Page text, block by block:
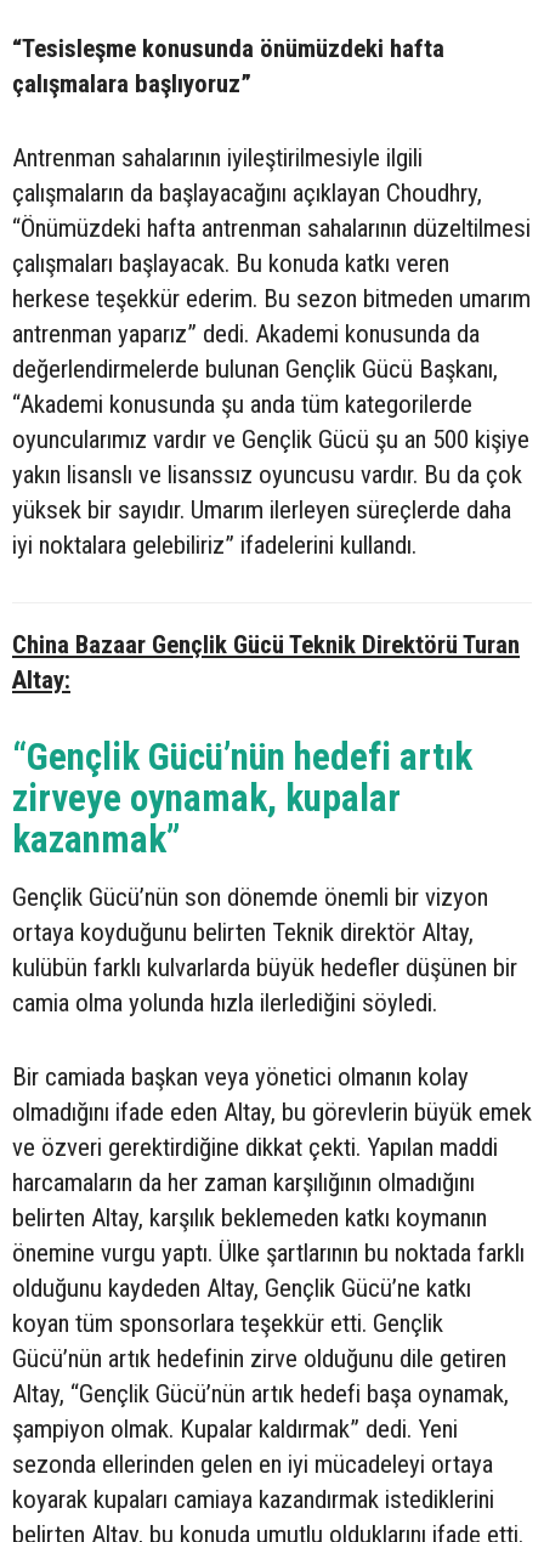
“Tesisleşme konusunda önümüzdeki hafta
çalışmalara başlıyoruz”
Antrenman sahalarının iyileştirilmesiyle ilgili
çalışmaların da başlayacağını açıklayan Choudhry,
“Önümüzdeki hafta antrenman sahalarının düzeltilmesi
çalışmaları başlayacak. Bu konuda katkı veren
herkese teşekkür ederim. Bu sezon bitmeden umarım
antrenman yaparız” dedi. Akademi konusunda da
değerlendirmelerde bulunan Gençlik Gücü Başkanı,
“Akademi konusunda şu anda tüm kategorilerde
oyuncularımız vardır ve Gençlik Gücü şu an 500 kişiye
yakın lisanslı ve lisanssız oyuncusu vardır. Bu da çok
yüksek bir sayıdır. Umarım ilerleyen süreçlerde daha
iyi noktalara gelebiliriz” ifadelerini kullandı.
China Bazaar Gençlik Gücü Teknik Direktörü Turan
Altay:
“Gençlik Gücü’nün hedefi artık
zirveye oynamak, kupalar
kazanmak”
Gençlik Gücü’nün son dönemde önemli bir vizyon
ortaya koyduğunu belirten Teknik direktör Altay,
kulübün farklı kulvarlarda büyük hedefler düşünen bir
camia olma yolunda hızla ilerlediğini söyledi.
Bir camiada başkan veya yönetici olmanın kolay
olmadığını ifade eden Altay, bu görevlerin büyük emek
ve özveri gerektirdiğine dikkat çekti. Yapılan maddi
harcamaların da her zaman karşılığının olmadığını
belirten Altay, karşılık beklemeden katkı koymanın
önemine vurgu yaptı. Ülke şartlarının bu noktada farklı
olduğunu kaydeden Altay, Gençlik Gücü’ne katkı
koyan tüm sponsorlara teşekkür etti. Gençlik
Gücü’nün artık hedefinin zirve olduğunu dile getiren
Altay, “Gençlik Gücü’nün artık hedefi başa oynamak,
şampiyon olmak. Kupalar kaldırmak” dedi. Yeni
sezonda ellerinden gelen en iyi mücadeleyi ortaya
koyarak kupaları camiaya kazandırmak istediklerini
belirten Altay, bu konuda umutlu olduklarını ifade etti.